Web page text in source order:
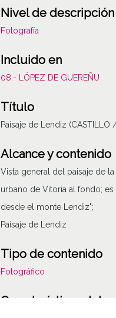
Nivel de descripción
Fotografía
Incluido en
08.- LÓPEZ DE GUEREÑU
Título
Paisaje de Lendiz (CASTILLO
Alcance y contenido
Vista general del paisaje de
urbano de Vitoria al fondo;
desde el monte Lendiz";
Paisaje de Lendiz
Tipo de contenido
Fotográfico
Características del